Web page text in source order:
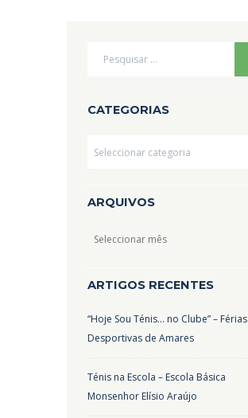
CATEGORIAS
ARQUIVOS
Arquivos
ARTIGOS RECENTES
“Hoje Sou Ténis… no Clube” – Férias
Desportivas de Amares
Ténis na Escola – Escola Básica
Monsenhor Elísio Araújo